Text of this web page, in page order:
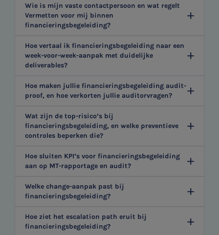
Wie is mijn vaste contactpersoon en wat regelt
Vermetten voor mij binnen
financieringsbegeleiding?
Hoe vertaal ik financieringsbegeleiding naar een
week-voor-week-aanpak met duidelijke
deliverables?
Hoe maken jullie financieringsbegeleiding audit-
proof, en hoe verkorten jullie auditorvragen?
Wat zijn de top-risico’s bij
financieringsbegeleiding, en welke preventieve
controles beperken die?
Hoe sluiten KPI’s voor financieringsbegeleiding
aan op MT-rapportage en audit?
Welke change-aanpak past bij
financieringsbegeleiding?
Hoe ziet het escalation path eruit bij
financieringsbegeleiding?